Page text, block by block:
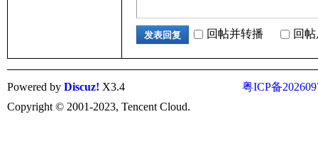
发表回复 回帖并转播 回
粤ICP备
Powered by Discuz! X3.4
Copyright © 2001-2023, Tencent Cloud.